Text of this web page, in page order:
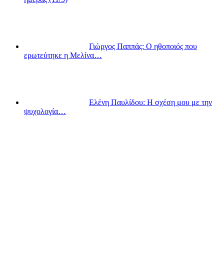
Γιώργος Παππάς: Ο ηθοποιός που
ερωτεύτηκε η Μελίνα…
Ελένη Παυλίδου: Η σχέση μου με την
ψυχολογία…